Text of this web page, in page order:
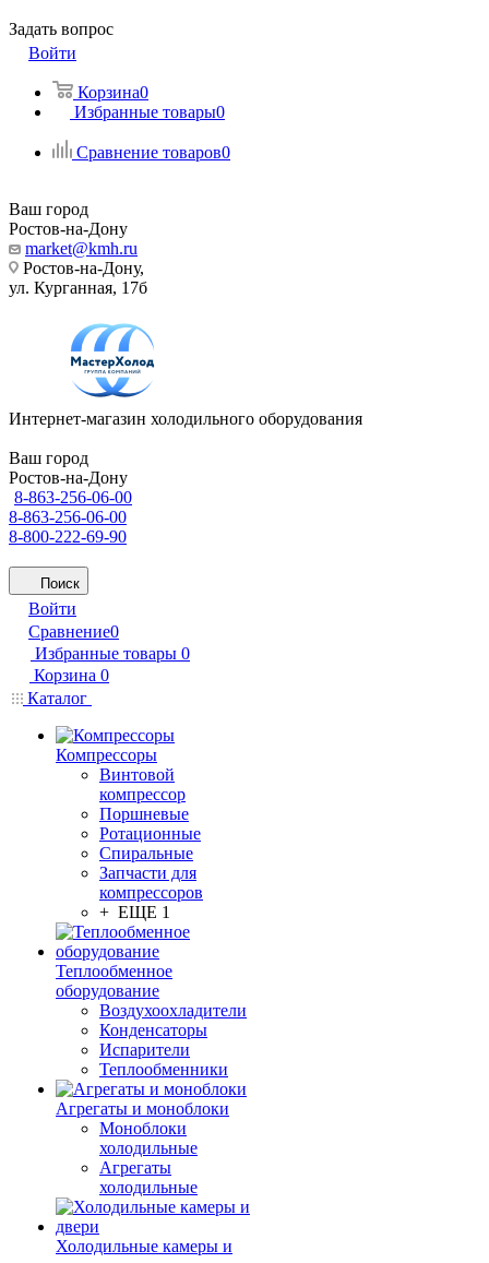
Задать вопрос
Войти
Корзина0
Избранные товары0
Сравнение товаров0
Ваш город
Ростов-на-Дону
market@kmh.ru
Ростов-на-Дону,
ул. Курганная, 17б
Интернет-магазин холодильного оборудования
Ваш город
Ростов-на-Дону
8-863-256-06-00
8-863-256-06-00
8-800-222-69-90
Поиск
Войти
Сравнение0
Избранные товары 0
Корзина 0
Каталог
Компрессоры
Винтовой
компрессор
Поршневые
Ротационные
Спиральные
Запчасти для
компрессоров
+ ЕЩЕ 1
Теплообменное
оборудование
Воздухоохладители
Конденсаторы
Испарители
Теплообменники
Агрегаты и моноблоки
Моноблоки
холодильные
Агрегаты
холодильные
Холодильные камеры и